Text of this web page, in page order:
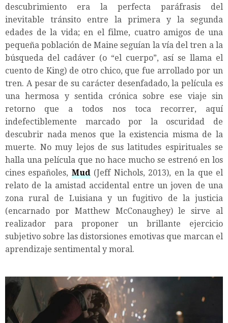
descubrimiento era la perfecta paráfrasis del
inevitable tránsito entre la primera y la segunda
edades de la vida; en el filme, cuatro amigos de una
pequeña población de Maine seguían la vía del tren a la
búsqueda del cadáver (o “el cuerpo”, así se llama el
cuento de King) de otro chico, que fue arrollado por un
tren. A pesar de su carácter desenfadado, la película es
una hermosa y sentida crónica sobre ese viaje sin
retorno que a todos nos toca recorrer, aquí
indefectiblemente marcado por la oscuridad de
descubrir nada menos que la existencia misma de la
muerte. No muy lejos de sus latitudes espirituales se
halla una película que no hace mucho se estrenó en los
cines españoles, Mud(Jeff Nichols, 2013), en la que el
relato de la amistad accidental entre un joven de una
zona rural de Luisiana y un fugitivo de la justicia
(encarnado por Matthew McConaughey) le sirve al
realizador para proponer un brillante ejercicio
subjetivo sobre las distorsiones emotivas que marcan el
aprendizaje sentimental y moral.